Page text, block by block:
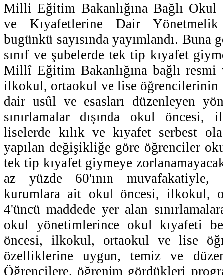
Milli Eğitim Bakanlığına Bağlı Okul
ve Kıyafetlerine Dair
bugünkü sayısında yayımlandı. Buna
sınıf ve şubelerde tek tip kıyafet
Millî Eğitim Bakanlığına bağlı
ilkokul, ortaokul ve lise öğrencilerinin
dair usûl ve esasları düzenleyen
sınırlamalar dışında okul
liselerde kılık ve kıyafet serbest
yapılan değişikliğe göre öğrenciler
tek tip kıyafet giymeye
az yüzde 60'ının
kurumlara ait okul öncesi, ilkokul,
4'üncü maddede yer alan
okul yönetimlerince okul kıyafeti
öncesi, ilkokul, ortaokul ve lise
özelliklerine uygun, temiz ve
Öğrencilere, öğrenim gördükleri